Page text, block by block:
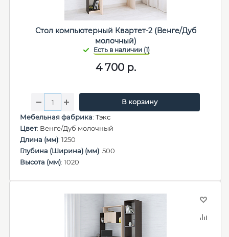
Стол компьютерный Квартет-2 (Венге/Дуб
молочный)
4 700р.
В корзину
Мебельная фабрика: Тэкс
Цвет: Венге/Дуб молочный
Длина (мм): 1250
Глубина (Ширина) (мм): 500
Высота (мм): 1020